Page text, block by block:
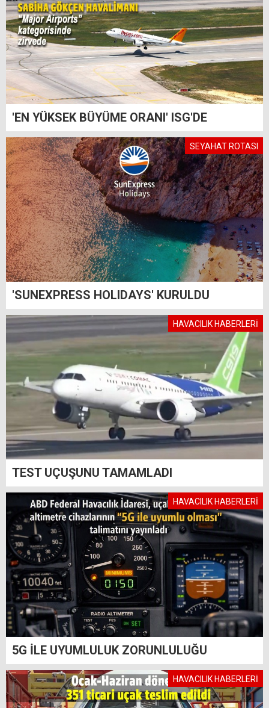
'EN YÜKSEK BÜYÜME ORANI' ISG'DE
SEYAHAT ROTASI
'SUNEXPRESS HOLIDAYS' KURULDU
HAVACILIK HABERLERİ
TEST UÇUŞUNU TAMAMLADI
HAVACILIK HABERLERİ
5G İLE UYUMLULUK ZORUNLULUĞU
HAVACILIK HABERLERİ